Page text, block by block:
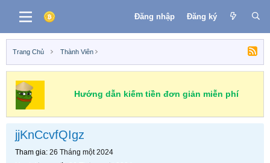
Đăng nhập Đăng ký
Trang Chủ Thành Viên
Hướng dẫn kiếm tiền đơn giản miễn phí
jjKnCcvfQIgz
Tham gia 26 Tháng một 2024